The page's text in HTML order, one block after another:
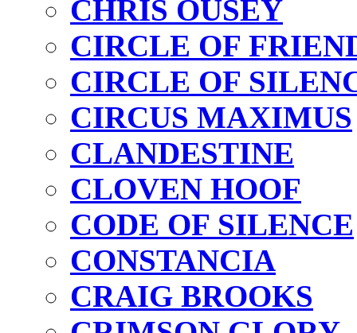
CHRIS OUSEY
CIRCLE OF
CIRCLE OF
CIRCUS MAXIMUS
CLANDESTINE
CLOVEN HOOF
CODE OF SILENCE
CONSTANCIA
CRAIG BROOKS